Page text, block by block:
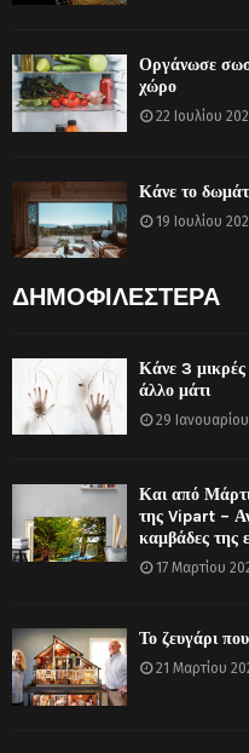
Οργάνωσε
χώρο
22 Ιουλίου
Κάνε το
19 Ιουλίου
ΔΗΜΟΦΙΛΕΣΤΕΡΑ
Κάνε 3 μικρές
άλλο μάτι
29
Και από
της Vipart –
καμβάδες της
17 Μαρτίου
Το ζευγάρι
21 Μαρτίου